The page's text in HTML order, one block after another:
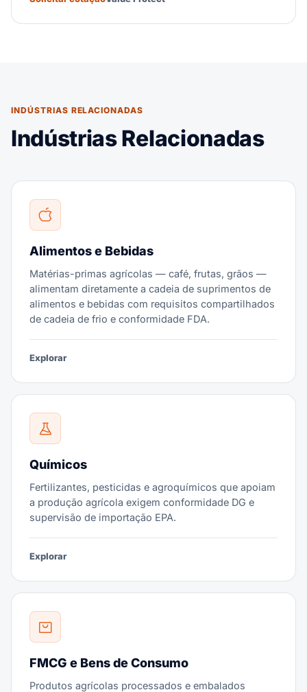
INDÚSTRIAS RELACIONADAS
Indústrias Relacionadas
Alimentos e Bebidas
Matérias-primas agrícolas — café, frutas, grãos —
alimentam diretamente a cadeia de suprimentos de
alimentos e bebidas com requisitos compartilhados
de cadeia de frio e conformidade FDA.
Explorar
Químicos
Fertilizantes, pesticidas e agroquímicos que apoiam
a produção agrícola exigem conformidade DG e
supervisão de importação EPA.
Explorar
FMCG e Bens de Consumo
Produtos agrícolas processados e embalados